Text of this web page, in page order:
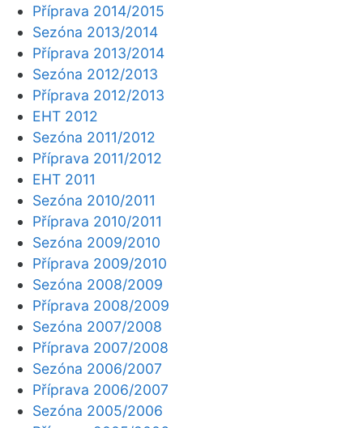
Příprava 2014/2015
Sezóna 2013/2014
Příprava 2013/2014
Sezóna 2012/2013
Příprava 2012/2013
EHT 2012
Sezóna 2011/2012
Příprava 2011/2012
EHT 2011
Sezóna 2010/2011
Příprava 2010/2011
Sezóna 2009/2010
Příprava 2009/2010
Sezóna 2008/2009
Příprava 2008/2009
Sezóna 2007/2008
Příprava 2007/2008
Sezóna 2006/2007
Příprava 2006/2007
Sezóna 2005/2006